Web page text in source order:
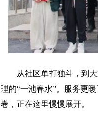
从社区单打独斗，到大
理的“一池春水”。服务更
卷，正在这里慢慢展开。